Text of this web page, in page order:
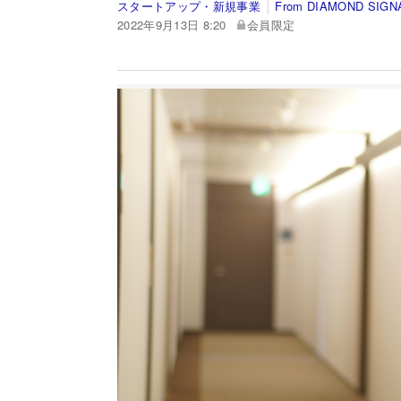
スタートアップ・新規事業
From DIAMOND
2022年9月13日 8:20
会員限定